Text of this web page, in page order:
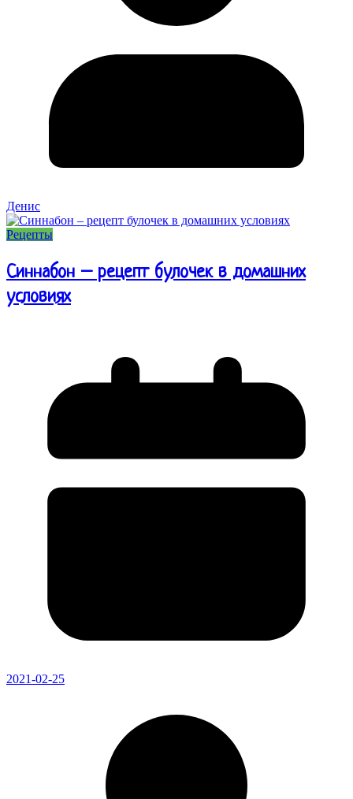
Денис
Рецепты
Синнабон – рецепт булочек в домашних
условиях
2021-02-25